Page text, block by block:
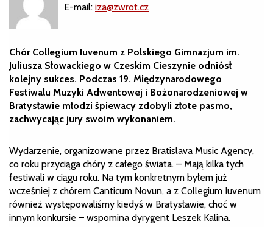
E-mail: iza@zwrot.cz
Chór Collegium Iuvenum z Polskiego Gimnazjum im.
Juliusza Słowackiego w Czeskim Cieszynie odniósł
kolejny sukces. Podczas 19. Międzynarodowego
Festiwalu Muzyki Adwentowej i Bożonarodzeniowej w
Bratysławie młodzi śpiewacy zdobyli złote pasmo,
zachwycając jury swoim wykonaniem.
Wydarzenie, organizowane przez Bratislava Music Agency,
co roku przyciąga chóry z całego świata. – Mają kilka tych
festiwali w ciągu roku. Na tym konkretnym byłem już
wcześniej z chórem Canticum Novun, a z Collegium Iuvenum
również występowaliśmy kiedyś w Bratysławie, choć w
innym konkursie – wspomina dyrygent Leszek Kalina.